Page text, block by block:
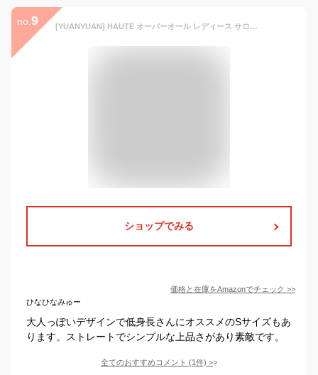
no. 9 [YUANYUAN] HAUTE オーバーオール レディース サロペット パンツ オールインワン ズボン ガウチョパンツ ロングサロペット ロングパンツ ロング ストレート ワイド ゆったり シンプル 体型カバー おしゃれ 無地 カジュアル 大きいサイズ (ブラック,S,S)
ショップでみる
価格と在庫をAmazonでチェック >>
ひなひなみゅー
大人っぽいデザインで低身長さんにオススメのSサイズもあ
ります。ストレートでシンプルな上品さがあり素敵です。
全てのおすすめコメント (1件) >